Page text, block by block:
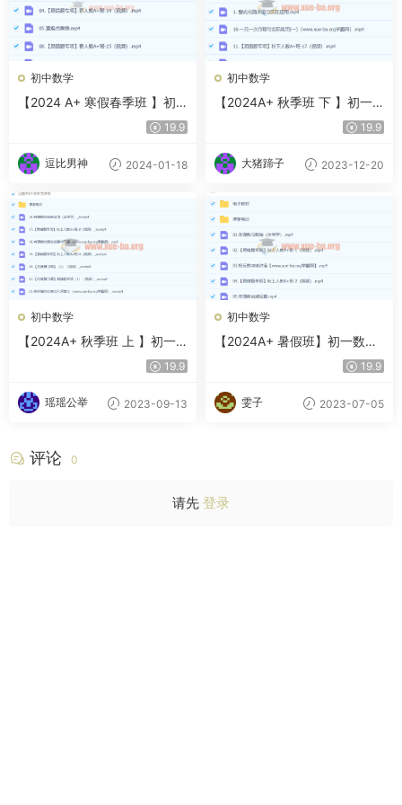
初中数学
【2024 A+ 寒假春季班 】初
一数学培训班（徐丝雨）
19.9
逗比男神 2024-01-18
初中数学
【2024A+ 秋季班 下 】初一
19.9
大猪蹄子 2023-12-20
初中数学
【2024A+ 秋季班 上 】初一
19.9
瑶瑶公举 2023-09-13
初中数学
【2024A+ 暑假班】初一数学
19.9
雯子 2023-07-05
评论 0
请先 登录